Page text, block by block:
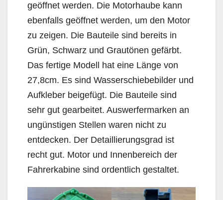
geöffnet werden. Die Motorhaube kann
ebenfalls geöffnet werden, um den Motor
zu zeigen. Die Bauteile sind bereits in
Grün, Schwarz und Grautönen gefärbt.
Das fertige Modell hat eine Länge von
27,8cm. Es sind Wasserschiebebilder und
Aufkleber beigefügt. Die Bauteile sind
sehr gut gearbeitet. Auswerfermarken an
ungünstigen Stellen waren nicht zu
entdecken. Der Detaillierungsgrad ist
recht gut. Motor und Innenbereich der
Fahrerkabine sind ordentlich gestaltet.